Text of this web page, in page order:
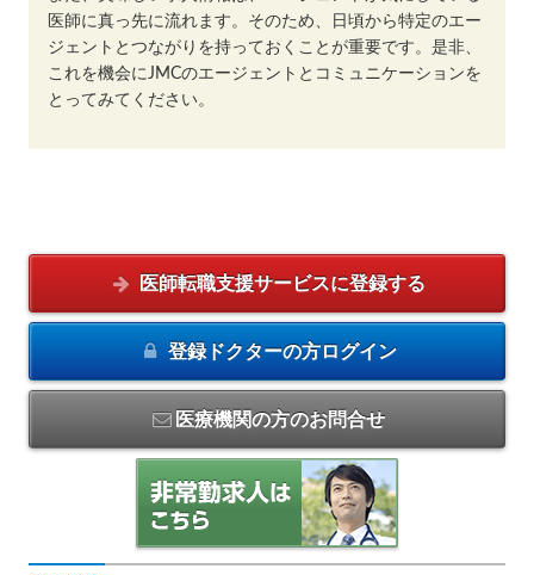
医師に真っ先に流れます。そのため、日頃から特定のエー
ジェントとつながりを持っておくことが重要です。是非、
これを機会にJMCのエージェントとコミュニケーションを
とってみてください。
医師転職支援サービスに登録する
登録ドクターの方ログイン
医療機関の方のお問合せ